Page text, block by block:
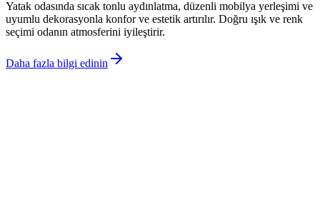
Yatak odasında sıcak tonlu aydınlatma, düzenli mobilya yerleşimi ve
uyumlu dekorasyonla konfor ve estetik artırılır. Doğru ışık ve renk
seçimi odanın atmosferini iyileştirir.
Daha fazla bilgi edinin